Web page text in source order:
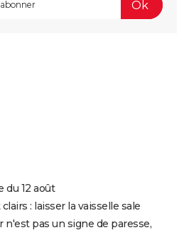
du 12 août
: laisser la vaisselle sale
n'est pas un signe de paresse,